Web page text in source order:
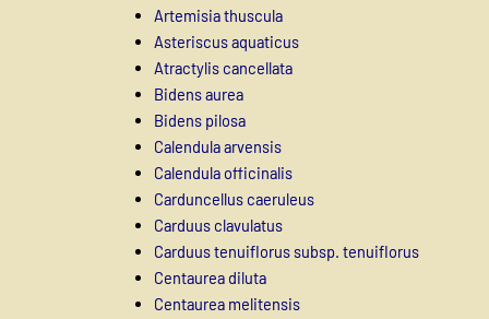
Artemisia thuscula
Asteriscus aquaticus
Atractylis cancellata
Bidens aurea
Bidens pilosa
Calendula arvensis
Calendula officinalis
Carduncellus caeruleus
Carduus clavulatus
Carduus tenuiflorus subsp. tenuiflorus
Centaurea diluta
Centaurea melitensis